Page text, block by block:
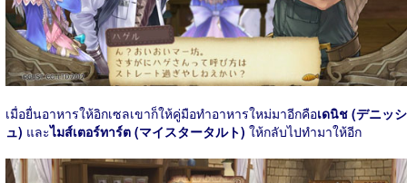
เมื่อยื่นอาหารให้อิกเซลเขาก็ให้คู่มือทำอาหารใหม่มาอีกคือเดนิช (デニッシ
ュ) และไมส์เตอร์ทาร์ต (マイスタータルト) ให้กลับไปทำมาให้อีก